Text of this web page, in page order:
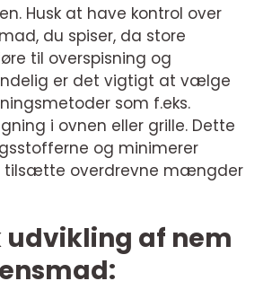
Husk at have kontrol over
du spiser, da store
til overspisning og
er det vigtigt at vælge
som f.eks.
i ovnen eller grille. Dette
og minimerer
tilsætte overdrevne mængder
udvikling af nem